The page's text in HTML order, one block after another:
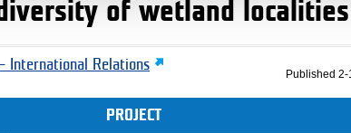
of wetland
International Relations
Published 2-
PROJECT